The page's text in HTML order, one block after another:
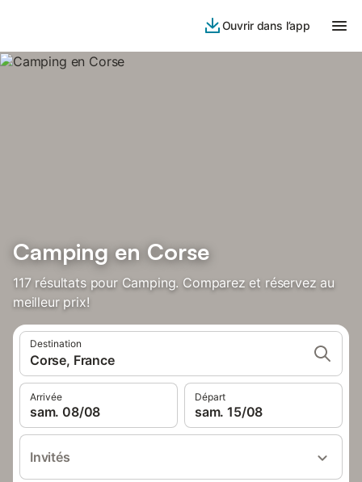
Ouvrir dans l’app
Camping en Corse
117 résultats pour Camping. Comparez et réservez au
meilleur prix!
Destination
Corse, France
Arrivée
sam. 08/08
Départ
sam. 15/08
Invités